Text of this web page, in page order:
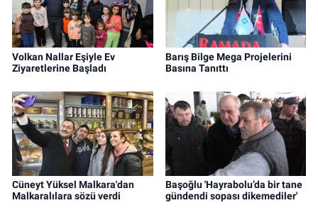
Volkan Nallar Eşiyle Ev
Ziyaretlerine Başladı
Barış Bilge Mega Projelerini
Basına Tanıttı
Cüneyt Yüksel Malkara'dan
Malkaralılara sözü verdi
Başoğlu 'Hayrabolu’da bir tane
gündendi sopası dikemediler'